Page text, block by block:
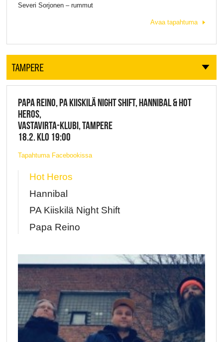
Severi Sorjonen – rummut
Avaa tapahtuma
TAMPERE
PAPA REINO, PA KIISKILÄ NIGHT SHIFT, HANNIBAL & HOT
HEROS,
VASTAVIRTA-KLUBI, TAMPERE
18.2. KLO 19:00
Tapahtuma Facebookissa
Hot Heros
Hannibal
PA Kiiskilä Night Shift
Papa Reino